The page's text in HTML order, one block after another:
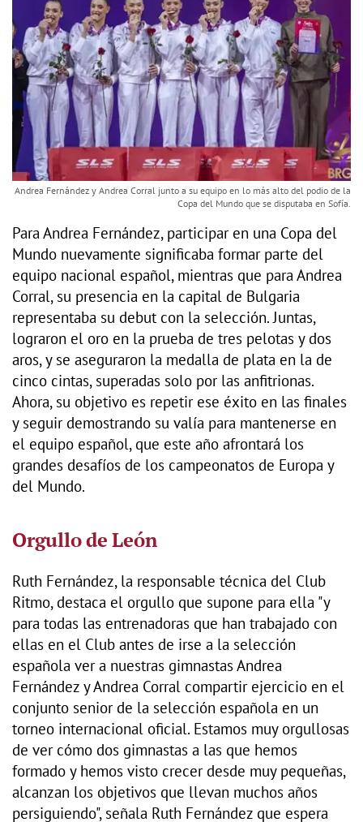
Andrea Fernández y Andrea Corral junto a su equipo en lo más alto del podio de la
Copa del Mundo que se disputaba en Sofía.
Para Andrea Fernández, participar en una Copa del
Mundo nuevamente significaba formar parte del
equipo nacional español, mientras que para Andrea
Corral, su presencia en la capital de Bulgaria
representaba su debut con la selección. Juntas,
lograron el oro en la prueba de tres pelotas y dos
aros, y se aseguraron la medalla de plata en la de
cinco cintas, superadas solo por las anfitrionas.
Ahora, su objetivo es repetir ese éxito en las finales
y seguir demostrando su valía para mantenerse en
el equipo español, que este año afrontará los
grandes desafíos de los campeonatos de Europa y
del Mundo.
Orgullo de León
Ruth Fernández, la responsable técnica del Club
Ritmo, destaca el orgullo que supone para ella "y
para todas las entrenadoras que han trabajado con
ellas en el Club antes de irse a la selección
española ver a nuestras gimnastas Andrea
Fernández y Andrea Corral compartir ejercicio en el
conjunto senior de la selección española en un
torneo internacional oficial. Estamos muy orgullosas
de ver cómo dos gimnastas a las que hemos
formado y hemos visto crecer desde muy pequeñas,
alcanzan los objetivos que llevan muchos años
persiguiendo", señala Ruth Fernández que espera